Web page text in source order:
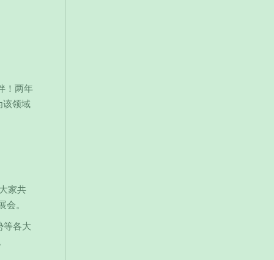
！两年
该领域
家共
。
等各大